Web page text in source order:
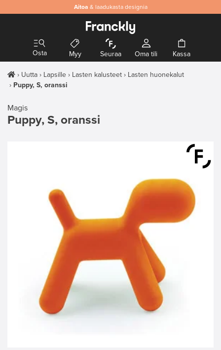
Aitoa & laadukasta designia
Osta Myy Seuraa Oma tili Kassa
Uutta Lapsille Lasten kalusteet
Lasten huonekalut
Puppy, S, oranssi
Magis
Puppy, S, oranssi